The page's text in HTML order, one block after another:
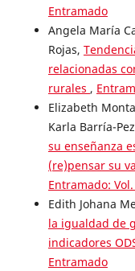
Entramado
Angela María
Rojas,
relacionadas
rurales ,
Elizabeth
Karla Barría-
su enseñanza
(re)pensar su
Entramado:
Edith Johana
la igualdad de
indicadores
Entramado